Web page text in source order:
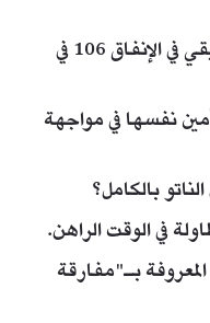
ومنذ عام 2014، بلغ الارتفاع الحقيقي في الإنفاق 106 في
نفسها في مواجهة
بالكامل؟
في الوقت الراهن.
بـ"مفارقة